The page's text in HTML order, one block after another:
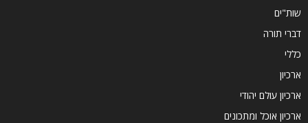
שות"ים
דברי תורה
כללי
ארכיון
ארכיון עולם יהודי
ארכיון אוכל ומתכונים